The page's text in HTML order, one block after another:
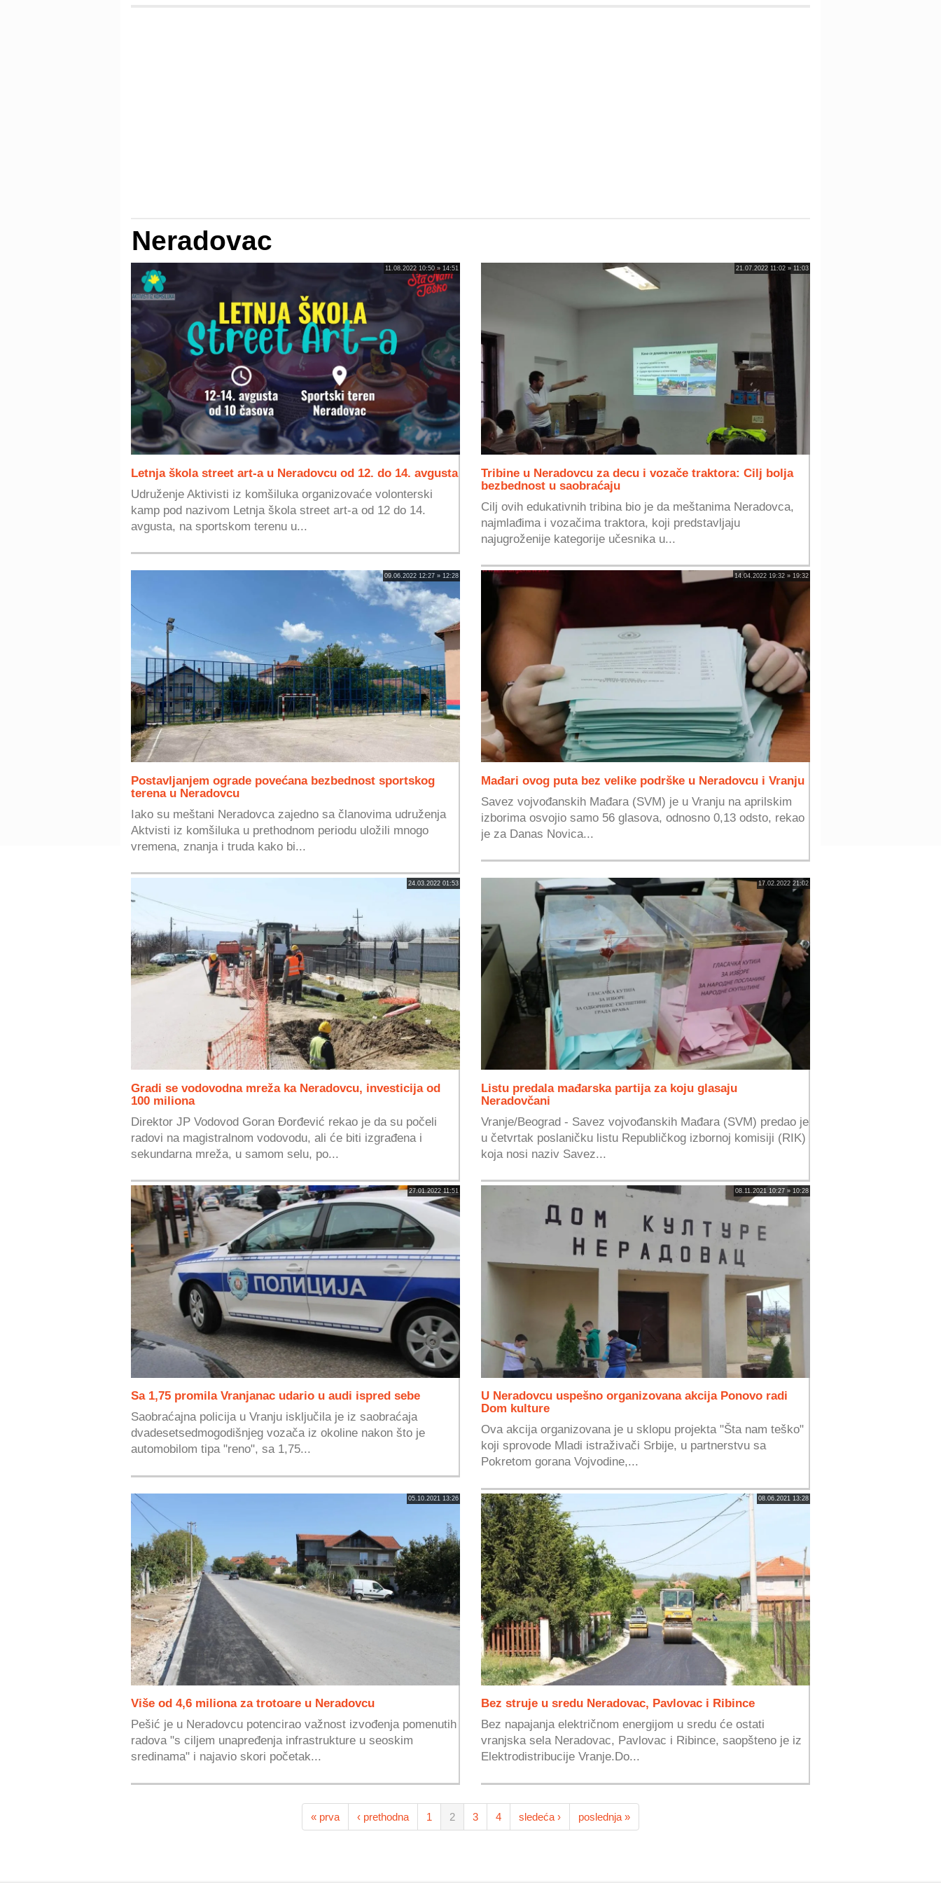
Neradovac
11.08.2022 10:50 » 14:51
Letnja škola street art-a u Neradovcu od 12. do 14. avgusta
Udruženje Aktivisti iz komšiluka organizovaće volonterski
kamp pod nazivom Letnja škola street art-a od 12 do 14.
avgusta, na sportskom terenu u...
21.07.2022 11:02 » 11:03
Tribine u Neradovcu za decu i vozače traktora: Cilj bolja
bezbednost u saobraćaju
Cilj ovih edukativnih tribina bio je da meštanima Neradovca,
najmlađima i vozačima traktora, koji predstavljaju
najugroženije kategorije učesnika u...
09.06.2022 12:27 » 12:28
Postavljanjem ograde povećana bezbednost sportskog
terena u Neradovcu
Iako su meštani Neradovca zajedno sa članovima udruženja
Aktvisti iz komšiluka u prethodnom periodu uložili mnogo
vremena, znanja i truda kako bi...
14.04.2022 19:32 » 19:32
Mađari ovog puta bez velike podrške u Neradovcu i Vranju
Savez vojvođanskih Mađara (SVM) je u Vranju na aprilskim
izborima osvojio samo 56 glasova, odnosno 0,13 odsto, rekao
je za Danas Novica...
24.03.2022 01:53
Gradi se vodovodna mreža ka Neradovcu, investicija od
100 miliona
Direktor JP Vodovod Goran Đorđević rekao je da su počeli
radovi na magistralnom vodovodu, ali će biti izgrađena i
sekundarna mreža, u samom selu, po...
17.02.2022 21:02
Listu predala mađarska partija za koju glasaju
Neradovčani
Vranje/Beograd - Savez vojvođanskih Mađara (SVM) predao je
u četvrtak poslaničku listu Republičkog izbornoj komisiji (RIK)
koja nosi naziv Savez...
27.01.2022 11:51
Sa 1,75 promila Vranjanac udario u audi ispred sebe
Saobraćajna policija u Vranju isključila je iz saobraćaja
dvadesetsedmogodišnjeg vozača iz okoline nakon što je
automobilom tipa "reno", sa 1,75...
08.11.2021 10:27 » 10:28
U Neradovcu uspešno organizovana akcija Ponovo radi
Dom kulture
Ova akcija organizovana je u sklopu projekta "Šta nam teško"
koji sprovode Mladi istraživači Srbije, u partnerstvu sa
Pokretom gorana Vojvodine,...
05.10.2021 13:26
Više od 4,6 miliona za trotoare u Neradovcu
Pešić je u Neradovcu potencirao važnost izvođenja pomenutih
radova "s ciljem unapređenja infrastrukture u seoskim
sredinama" i najavio skori početak...
08.06.2021 13:28
Bez struje u sredu Neradovac, Pavlovac i Ribince
Bez napajanja električnom energijom u sredu će ostati
vranjska sela Neradovac, Pavlovac i Ribince, saopšteno je iz
Elektrodistribucije Vranje.Do...
« prva ‹ prethodna 1 2 3 4 sledeća › poslednja »